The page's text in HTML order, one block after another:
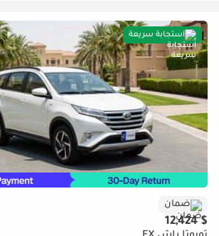
استجابة سريعة
ضمان
$ 12,424